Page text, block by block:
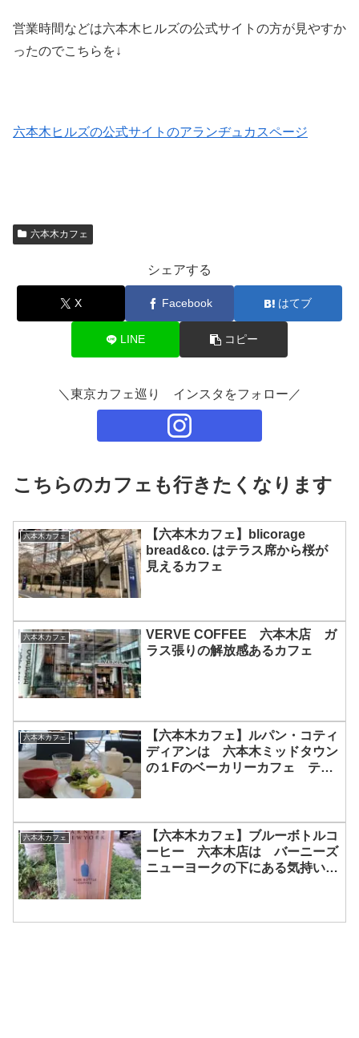
営業時間などは六本木ヒルズの公式サイトの方が見やすか
ったのでこちらを↓
六本木ヒルズの公式サイトのアランヂュカスページ
六本木カフェ
シェアする
X Facebook はてブ
LINE コピー
＼東京カフェ巡り インスタをフォロー／
こちらのカフェも行きたくなります
六本木カフェ
【六本木カフェ】blicorage
bread&co. はテラス席から桜が
見えるカフェ
六本木カフェ
VERVE COFFEE 六本木店 ガ
ラス張りの解放感あるカフェ
六本木カフェ
【六本木カフェ】ルパン・コティ
ディアンは 六本木ミッドタウン
の１Fのベーカリーカフェ テラ
六本木カフェ
【六本木カフェ】ブルーボトルコ
ーヒー 六本木店は バーニーズ
ニューヨークの下にある気持いい